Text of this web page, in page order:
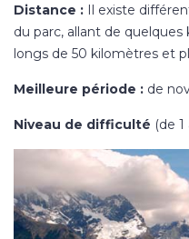
Distance : Il existe
du parc, allant de
longs de 50 kilomètres et
Meilleure période : de
Niveau de difficulté (de 1